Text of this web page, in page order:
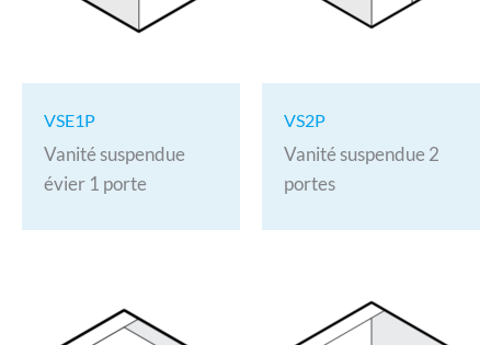
VSE1P
Vanité suspendue
évier 1 porte
VS2P
Vanité suspendue 2
portes